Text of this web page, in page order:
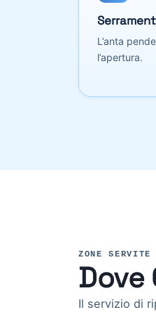
L’anta
l’apertura.
ZONE SERVITE
Dove
Il servizio di